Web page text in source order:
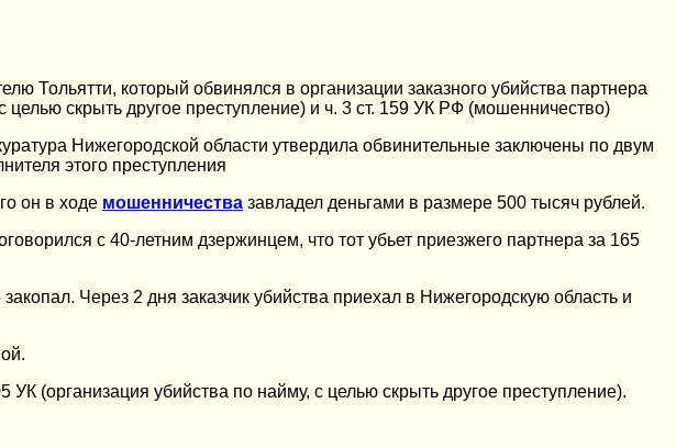
Тольятти, который обвинялся в организации заказного убийства партнера
целью скрыть другое преступление) и ч. 3 ст. 159 УК РФ (мошенничество)
Нижегородской области утвердила обвинительные заключены по двум
этого преступления
он в ходе мошенничества завладел деньгами в размере 500 тысяч рублей.
с 40-летним дзержинцем, что тот убьет приезжего партнера за 165
Через 2 дня заказчик убийства приехал в Нижегородскую область и
УК (организация убийства по найму, с целью скрыть другое преступление).